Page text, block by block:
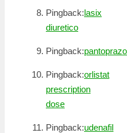
Pingback:lasix
diuretico
Pingback:
Pingback:orlistat
prescription
dose
Pingback:udenafil